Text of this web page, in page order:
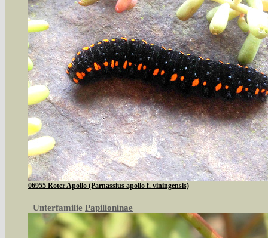
06955 Roter Apollo (Parnassius apollo f. viningensis)
Unterfamilie Papilioninae